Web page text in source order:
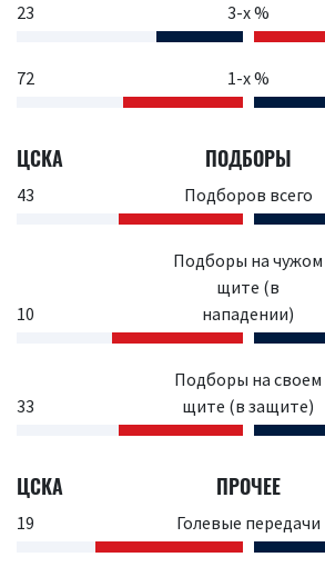
23 3-х %
72 1-х %
ЦСКА ПОДБОРЫ
43 Подборов всего
10
Подборы на чужом
щите (в
нападении)
33
Подборы на своем
щите (в защите)
ЦСКА ПРОЧЕЕ
19 Голевые передачи